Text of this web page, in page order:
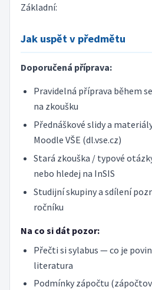
Základní:
Jak uspět v předmětu
Doporučená příprava:
Pravidelná příprava během
na zkoušku
Přednáškové slidy a
Moodle VŠE (dl.vse.cz)
Stará zkouška / typové
nebo hledej na InSIS
Studijní skupiny a sdílení
ročníku
Na co si dát pozor:
Přečti si sylabus — co je
literatura
Podmínky zápočtu